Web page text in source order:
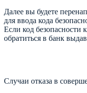
Далее вы будете
для ввода кода
Если код безопасности
обратиться в банк
Случаи отказа в